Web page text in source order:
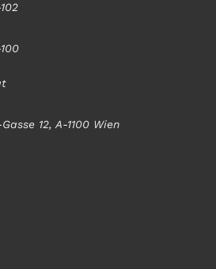
12, A-1100 Wien